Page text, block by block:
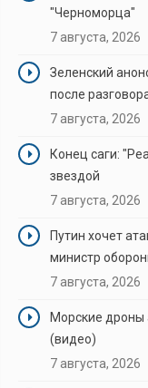
"Черноморца"
7 августа, 2026
Зеленский
после
7 августа, 2026
Конец саги:
звездой
7 августа, 2026
Путин хочет
министр
7 августа, 2026
Морские дроны
(видео)
7 августа, 2026